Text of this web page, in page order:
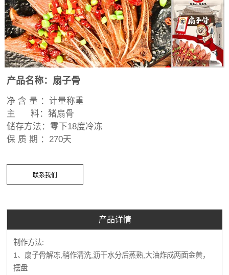
产品名称： 扇子骨
净 含 量 ：计量称重
主 料：猪扇骨
储存方法：零下18度冷冻
保 质 期 ：270天
产品详情
制作方法:
1、扇子骨解冻,稍作清洗,沥干水分后蒸熟,大油炸成两面金黄，
摆盘